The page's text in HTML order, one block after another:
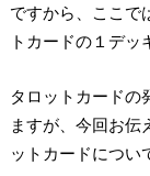
ですから、ここで
トカードの１デッ
タロットカードの
ますが、今回お伝
ットカードについ